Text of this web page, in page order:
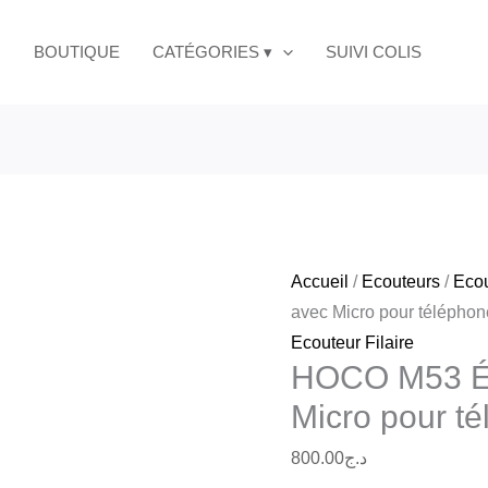
BOUTIQUE CATÉGORIES ▾ SUIVI COLIS
Accueil / Ecouteurs /
avec Micro pour
Ecouteur Filaire
HOCO M53
Micro pour
د.ج800.00